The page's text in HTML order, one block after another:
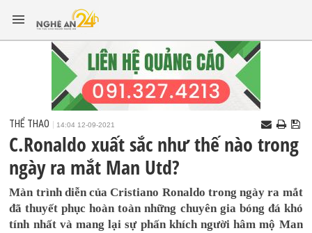
THỂ THAO 14:04 12-09-2021
C.Ronaldo xuất sắc như thế nào trong
ngày ra mắt Man Utd?
Màn trình diễn của Cristiano Ronaldo trong ngày ra mắt
đã thuyết phục hoàn toàn những chuyên gia bóng đá khó
tính nhất và mang lại sự phấn khích người hâm mộ Man